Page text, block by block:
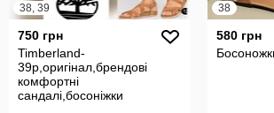
38, 39
750 грн
Timberland-
39p,оригінал,брендові
комфортні
сандалі,босоніжки
38
580 грн